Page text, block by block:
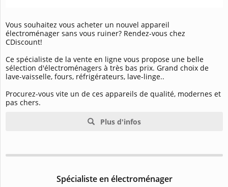
Vous souhaitez vous acheter un nouvel appareil
électroménager sans vous ruiner? Rendez-vous chez
CDiscount!
Ce spécialiste de la vente en ligne vous propose une belle
sélection d'électroménagers à très bas prix. Grand choix de
lave-vaisselle, fours, réfrigérateurs, lave-linge..
Procurez-vous vite un de ces appareils de qualité, modernes et
pas chers.
Plus d'infos
Spécialiste en électroménager